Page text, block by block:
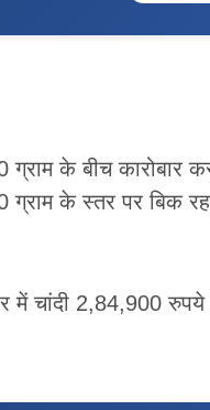
के बीच कारोबार
के स्तर पर बिक
में चांदी 2,84,900 रुपये